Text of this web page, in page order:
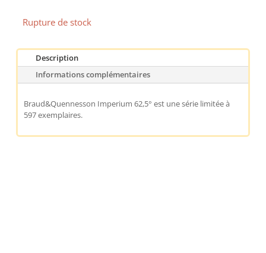
Rupture de stock
Description
Informations complémentaires
Braud&Quennesson Imperium 62,5° est une série limitée à
597 exemplaires.